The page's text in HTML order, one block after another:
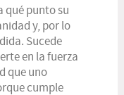
qué punto su
y, por lo
Sucede
en la fuerza
que uno
cumple